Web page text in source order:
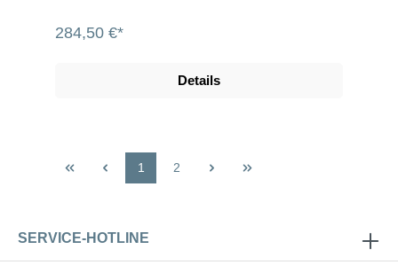
284,50 €*
Details
1 2
SERVICE-HOTLINE